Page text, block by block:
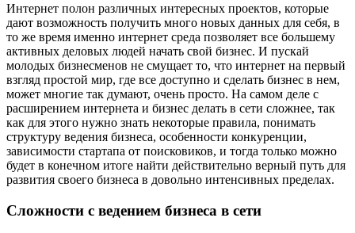
Интернет полон различных интересных проектов, которые
дают возможность получить много новых данных для себя, в
то же время именно интернет среда позволяет все большему
активных деловых людей начать свой бизнес. И пускай
молодых бизнесменов не смущает то, что интернет на первый
взгляд простой мир, где все доступно и сделать бизнес в нем,
может многие так думают, очень просто. На самом деле с
расширением интернета и бизнес делать в сети сложнее, так
как для этого нужно знать некоторые правила, понимать
структуру ведения бизнеса, особенности конкуренции,
зависимости стартапа от поисковиков, и тогда только можно
будет в конечном итоге найти действительно верный путь для
развития своего бизнеса в довольно интенсивных пределах.
Сложности с ведением бизнеса в сети